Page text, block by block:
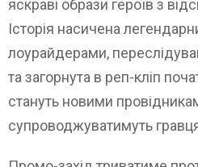
яскраві образи героїв з
Історія насичена
лоурайдерами,
та загорнута в реп-кліп
стануть новими
супроводжуватимуть